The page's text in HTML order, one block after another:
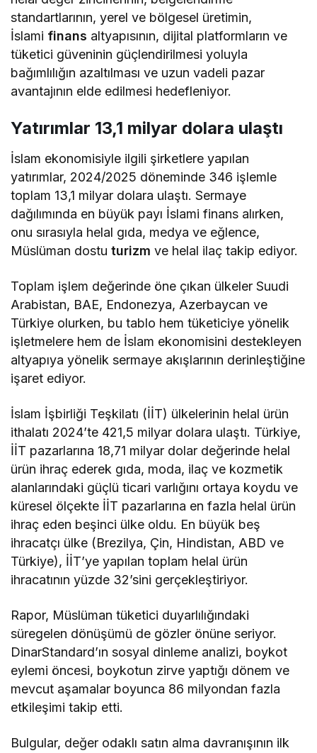
standartlarının, yerel ve bölgesel üretimin,
İslami finans altyapısının, dijital platformların ve
tüketici güveninin güçlendirilmesi yoluyla
bağımlılığın azaltılması ve uzun vadeli pazar
avantajının elde edilmesi hedefleniyor.
Yatırımlar 13,1 milyar dolara ulaştı
İslam ekonomisiyle ilgili şirketlere yapılan
yatırımlar, 2024/2025 döneminde 346 işlemle
toplam 13,1 milyar dolara ulaştı. Sermaye
dağılımında en büyük payı İslami finans alırken,
onu sırasıyla helal gıda, medya ve eğlence,
Müslüman dostuturizm ve helal ilaç takip ediyor.
Toplam işlem değerinde öne çıkan ülkeler Suudi
Arabistan, BAE, Endonezya, Azerbaycan ve
Türkiye olurken, bu tablo hem tüketiciye yönelik
işletmelere hem de İslam ekonomisini destekleyen
altyapıya yönelik sermaye akışlarının derinleştiğine
işaret ediyor.
İslam İşbirliği Teşkilatı (İİT) ülkelerinin helal ürün
ithalatı 2024’te 421,5 milyar dolara ulaştı. Türkiye,
İİT pazarlarına 18,71 milyar dolar değerinde helal
ürün ihraç ederek gıda, moda, ilaç ve kozmetik
alanlarındaki güçlü ticari varlığını ortaya koydu ve
küresel ölçekte İİT pazarlarına en fazla helal ürün
ihraç eden beşinci ülke oldu. En büyük beş
ihracatçı ülke (Brezilya, Çin, Hindistan, ABD ve
Türkiye), İİT’ye yapılan toplam helal ürün
ihracatının yüzde 32’sini gerçekleştiriyor.
Rapor, Müslüman tüketici duyarlılığındaki
süregelen dönüşümü de gözler önüne seriyor.
DinarStandard’ın sosyal dinleme analizi, boykot
eylemi öncesi, boykotun zirve yaptığı dönem ve
mevcut aşamalar boyunca 86 milyondan fazla
etkileşimi takip etti.
Bulgular, değer odaklı satın alma davranışının ilk